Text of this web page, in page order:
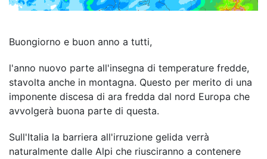
Buongiorno e buon anno a tutti,
l'anno nuovo parte all'insegna di temperature fredde,
stavolta anche in montagna. Questo per merito di una
imponente discesa di ara fredda dal nord Europa che
avvolgerà buona parte di questa.
Sull'Italia la barriera all'irruzione gelida verrà
naturalmente dalle Alpi che riusciranno a contenere